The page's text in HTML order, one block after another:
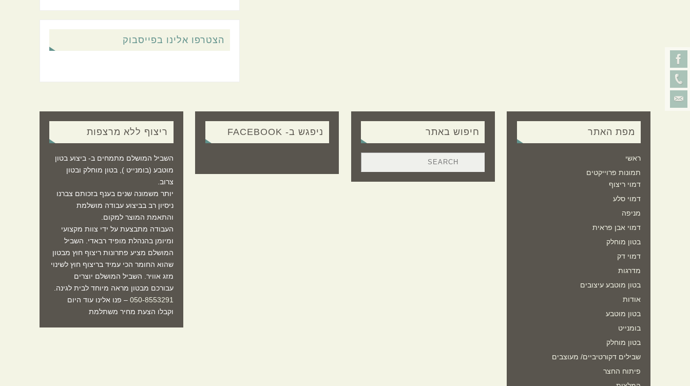
הצטרפו אלינו בפייסבוק
מפת האתר
ראשי
תמונות פרוייקטים
דמוי ריצוף
דמוי סלע
מניפה
דמוי אבן פראית
בטון מוחלק
דמוי דק
מדרגות
בטון מוטבע עיצובים
אודות
בטון מוטבע
בומנייט
בטון מוחלק
שבילים דקורטיביים/ מעוצבים
פיתוח החצר
חיפוש באתר ניפגש ב- FACEBOOK ריצוף ללא מרצפות
השביל המושלם מתמחים ב- ביצוע בטון
מוטבע (בומנייט ), בטון מוחלק ובטון
צרוב.
יותר משמונה שנים בענף בזכותם צברנו
ניסיון רב בביצוע עבודה מושלמת
והתאמת המוצר למקום.
העבודה מתבצעת על ידי צוות מקצועי
ומיומן בהנהלת מופיד רבאדי. השביל
המושלם מציע פתרונות ריצוף חוץ מבטון
שהוא החומר הכי עמיד בריצוף חוץ לשינוי
מזג אוויר. השביל המושלם יוצרים
עבורכם מבטון מראה מיוחד לבית לגינה.
050-8553291 – פנו אלינו עוד היום
וקבלו הצעת מחיר משתלמת